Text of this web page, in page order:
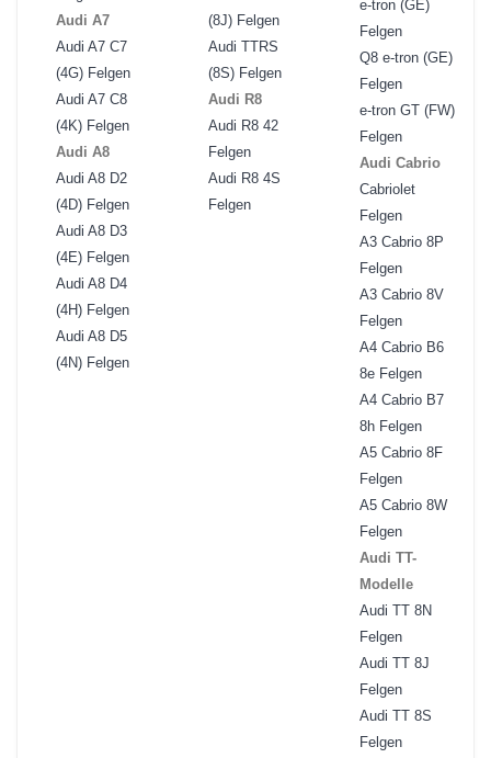
Audi A7
Audi A7 C7
(4G) Felgen
Audi A7 C8
(4K) Felgen
Audi A8
Audi A8 D2
(4D) Felgen
Audi A8 D3
(4E) Felgen
Audi A8 D4
(4H) Felgen
Audi A8 D5
(4N) Felgen
(8J) Felgen
Audi TTRS
(8S) Felgen
Audi R8
Audi R8 42
Felgen
Audi R8 4S
Felgen
e-tron (GE)
Felgen
Q8 e-tron (GE)
Felgen
e-tron GT (FW)
Felgen
Audi Cabrio
Cabriolet
Felgen
A3 Cabrio 8P
Felgen
A3 Cabrio 8V
Felgen
A4 Cabrio B6
8e Felgen
A4 Cabrio B7
8h Felgen
A5 Cabrio 8F
Felgen
A5 Cabrio 8W
Felgen
Audi TT-
Modelle
Audi TT 8N
Felgen
Audi TT 8J
Felgen
Audi TT 8S
Felgen